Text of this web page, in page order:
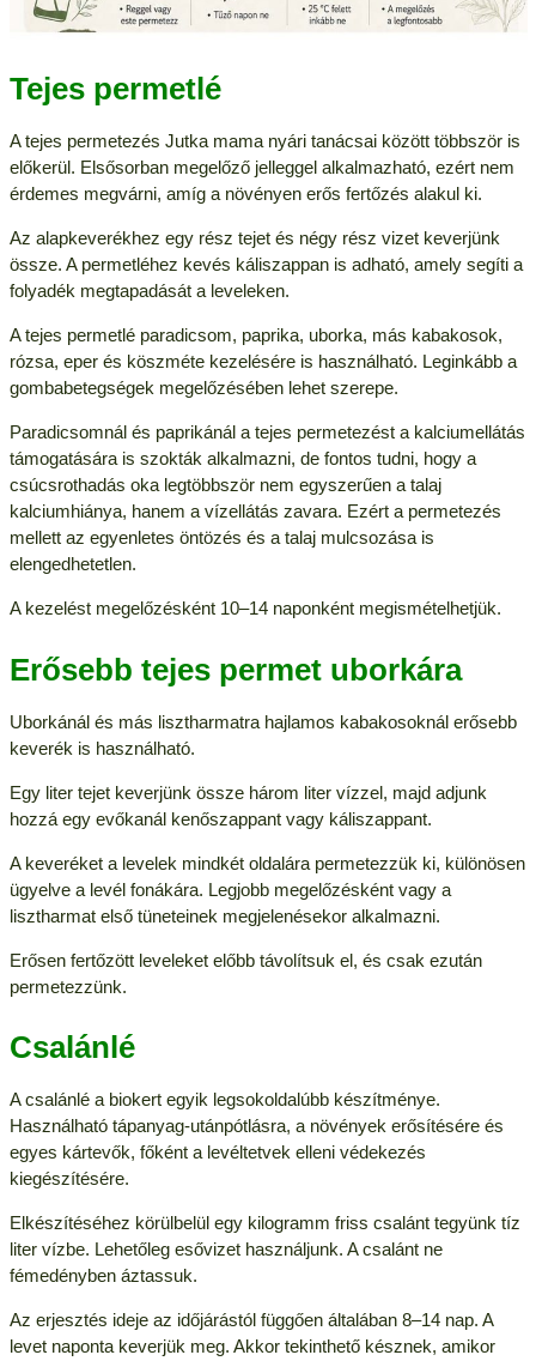
Tejes permetlé
A tejes permetezés Jutka mama nyári tanácsai között többször is
előkerül. Elsősorban megelőző jelleggel alkalmazható, ezért nem
érdemes megvárni, amíg a növényen erős fertőzés alakul ki.
Az alapkeverékhez egy rész tejet és négy rész vizet keverjünk
össze. A permetléhez kevés káliszappan is adható, amely segíti a
folyadék megtapadását a leveleken.
A tejes permetlé paradicsom, paprika, uborka, más kabakosok,
rózsa, eper és köszméte kezelésére is használható. Leginkább a
gombabetegségek megelőzésében lehet szerepe.
Paradicsomnál és paprikánál a tejes permetezést a kalciumellátás
támogatására is szokták alkalmazni, de fontos tudni, hogy a
csúcsrothadás oka legtöbbször nem egyszerűen a talaj
kalciumhiánya, hanem a vízellátás zavara. Ezért a permetezés
mellett az egyenletes öntözés és a talaj mulcsozása is
elengedhetetlen.
A kezelést megelőzésként 10–14 naponként megismételhetjük.
Erősebb tejes permet uborkára
Uborkánál és más lisztharmatra hajlamos kabakosoknál erősebb
keverék is használható.
Egy liter tejet keverjünk össze három liter vízzel, majd adjunk
hozzá egy evőkanál kenőszappant vagy káliszappant.
A keveréket a levelek mindkét oldalára permetezzük ki, különösen
ügyelve a levél fonákára. Legjobb megelőzésként vagy a
lisztharmat első tüneteinek megjelenésekor alkalmazni.
Erősen fertőzött leveleket előbb távolítsuk el, és csak ezután
permetezzünk.
Csalánlé
A csalánlé a biokert egyik legsokoldalúbb készítménye.
Használható tápanyag-utánpótlásra, a növények erősítésére és
egyes kártevők, főként a levéltetvek elleni védekezés
kiegészítésére.
Elkészítéséhez körülbelül egy kilogramm friss csalánt tegyünk tíz
liter vízbe. Lehetőleg esővizet használjunk. A csalánt ne
fémedényben áztassuk.
Az erjesztés ideje az időjárástól függően általában 8–14 nap. A
levet naponta keverjük meg. Akkor tekinthető késznek, amikor